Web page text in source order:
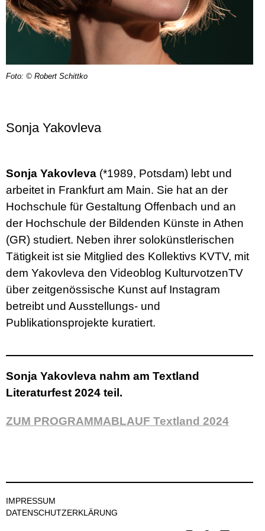
Foto: © Robert Schittko
Sonja Yakovleva
Sonja Yakovleva (*1989, Potsdam) lebt und
arbeitet in Frankfurt am Main. Sie hat an der
Hochschule für Gestaltung Offenbach und an
der Hochschule der Bildenden Künste in Athen
(GR) studiert. Neben ihrer solokünstlerischen
Tätigkeit ist sie Mitglied des Kollektivs KVTV, mit
dem Yakovleva den Videoblog KulturvotzenTV
über zeitgenössische Kunst auf Instagram
betreibt und Ausstellungs- und
Publikationsprojekte kuratiert.
Sonja Yakovleva nahm am Textland
Literaturfest 2024 teil.
ZUM PROGRAMMABLAUF Textland 2024
IMPRESSUM
DATENSCHUTZERKLÄRUNG